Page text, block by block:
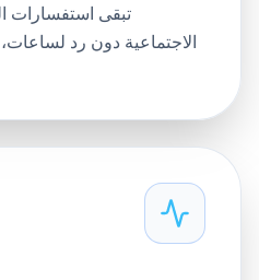
تبقى استفسارات
الاجتماعية دون رد